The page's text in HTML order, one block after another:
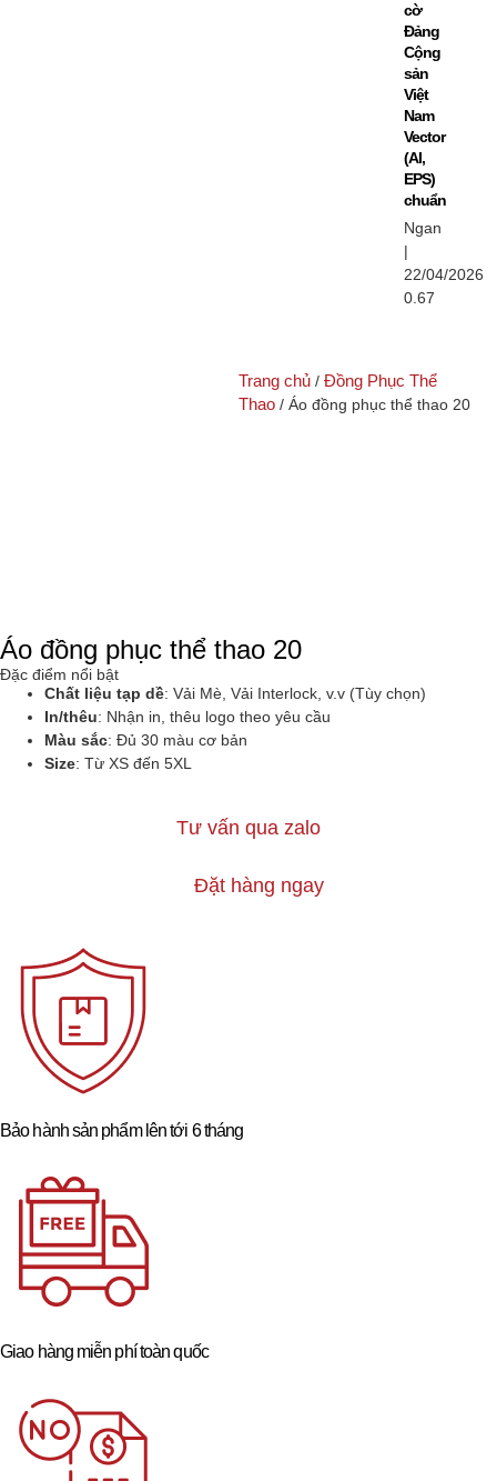
cờ
Đảng
Cộng
sản
Việt
Nam
Vector
(AI,
EPS)
chuẩn
Ngan
22/04/2026
Trang chủ /Đồng Phục Thể
Thao / Áo đồng phục thể thao 20
Áo đồng phục thể thao 20
Đặc điểm nổi bật
Chất liệu tạp dề: Vải Mè, Vải Interlock, v.v (Tùy chọn)
In/thêu: Nhận in, thêu logo theo yêu cầu
Màu sắc: Đủ 30 màu cơ bản
Size: Từ XS đến 5XL
Tư vấn qua zalo
Đặt hàng ngay
Bảo hành sản phẩm lên tới 6 tháng
Giao hàng miễn phí toàn quốc